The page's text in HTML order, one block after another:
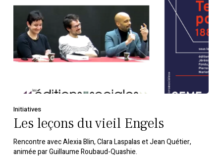
Initiatives
Les leçons du vieil Engels
Rencontre avec Alexia Blin, Clara Laspalas et Jean Quétier,
animée par Guillaume Roubaud-Quashie.